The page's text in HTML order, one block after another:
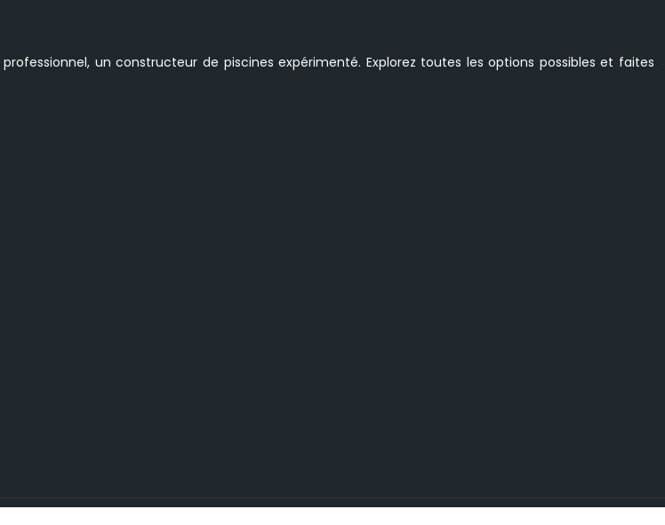
un constructeur de piscines expérimenté. Explorez toutes les options possibles et faites